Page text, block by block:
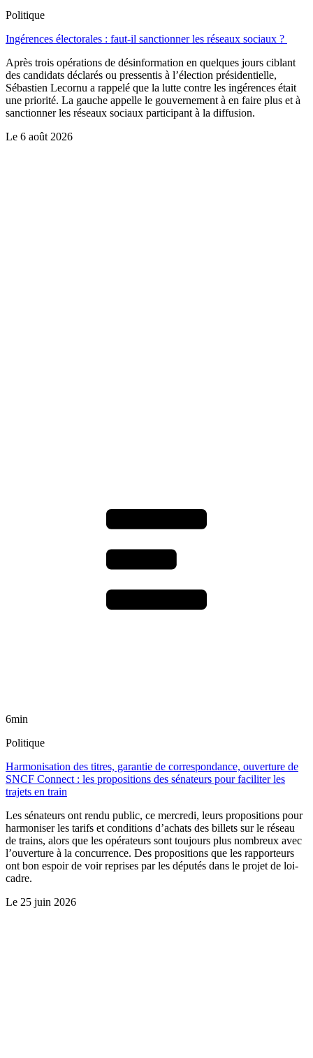
Politique
Ingérences électorales : faut-il sanctionner les réseaux sociaux ?
Après trois opérations de désinformation en quelques jours ciblant
des candidats déclarés ou pressentis à l’élection présidentielle,
Sébastien Lecornu a rappelé que la lutte contre les ingérences était
une priorité. La gauche appelle le gouvernement à en faire plus et à
sanctionner les réseaux sociaux participant à la diffusion.
Le 6 août 2026
6min
Politique
Harmonisation des titres, garantie de correspondance, ouverture de
SNCF Connect : les propositions des sénateurs pour faciliter les
trajets en train
Les sénateurs ont rendu public, ce mercredi, leurs propositions pour
harmoniser les tarifs et conditions d’achats des billets sur le réseau
de trains, alors que les opérateurs sont toujours plus nombreux avec
l’ouverture à la concurrence. Des propositions que les rapporteurs
ont bon espoir de voir reprises par les députés dans le projet de loi-
cadre.
Le 25 juin 2026